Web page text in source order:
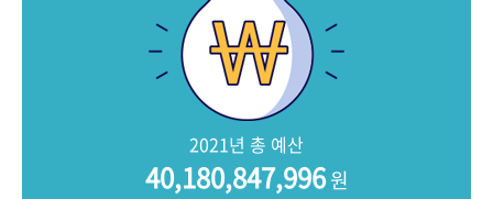
2021년 총 예산
40,180,847,996원